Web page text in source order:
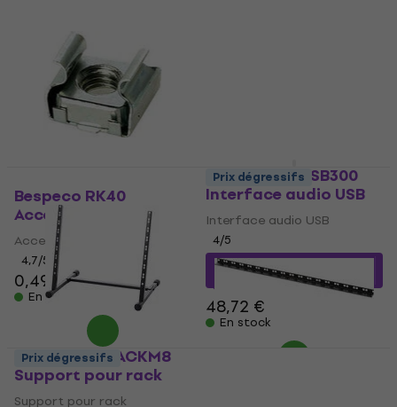
Bespeco RK40
Accessoires rack
Accessoires rack
4,7/5
0,49 €
En stock
Bespeco BMUSB300
Interface audio USB
Interface audio USB
4/5
43,85 €avec le code
MUZMUZ-10
48,72 €
En stock
Bespeco BPRACKM8
Support pour rack
Support pour rack
Prix dégressifs
Prix dégressifs